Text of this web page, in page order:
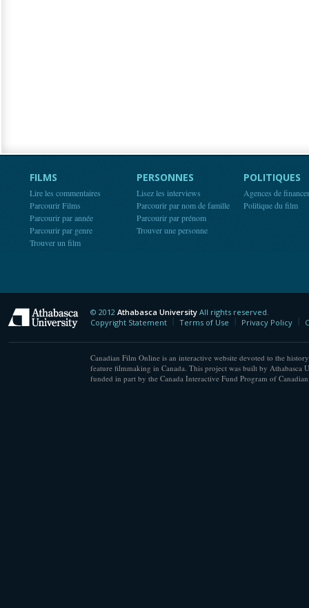
FILMS
Lire les commentaires
Parcourir Films
Parcourir par année
Parcourir par genre
Trouver un film
PERSONNES
Lisez les interviews
Parcourir par nom de famille
Parcourir par prénom
Trouver une personne
POLITIQUES
Agences de
Politique du film
Athabasca University
© 2012 Athabasca University All rights reserved.
Copyright Statement
Terms of Use Privacy Policy
Canadian Film Online is an interactive website devoted to the
feature filmmaking in Canada. This project was built by Athabasca
funded in part by the Canada Interactive Fund Program of